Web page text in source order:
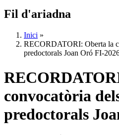
Fil d'ariadna
Inici »
RECORDATORI: Oberta la
predoctorals Joan Oró FI-
convocatòria
predoctorals